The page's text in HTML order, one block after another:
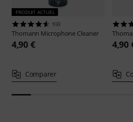
PRODUIT ACTUEL
933
Thomann Microphone Cleaner
4,90 €
Comparer
4,90